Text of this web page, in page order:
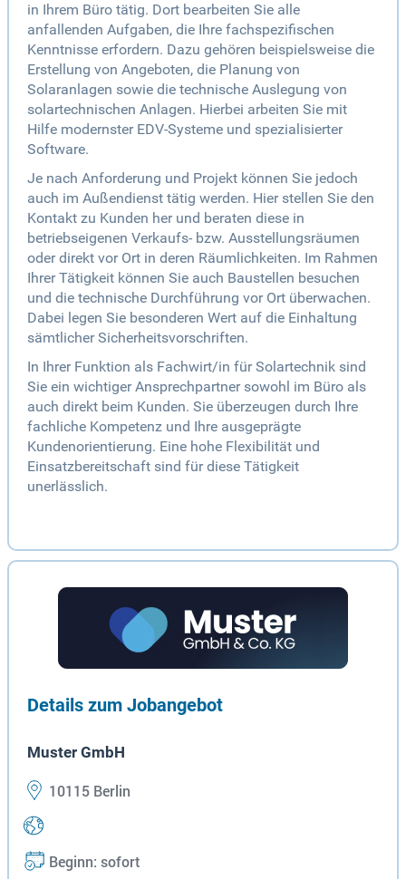
in Ihrem Büro tätig. Dort bearbeiten Sie alle
anfallenden Aufgaben, die Ihre fachspezifischen
Kenntnisse erfordern. Dazu gehören beispielsweise die
Erstellung von Angeboten, die Planung von
Solaranlagen sowie die technische Auslegung von
solartechnischen Anlagen. Hierbei arbeiten Sie mit
Hilfe modernster EDV-Systeme und spezialisierter
Software.
Je nach Anforderung und Projekt können Sie jedoch
auch im Außendienst tätig werden. Hier stellen Sie den
Kontakt zu Kunden her und beraten diese in
betriebseigenen Verkaufs- bzw. Ausstellungsräumen
oder direkt vor Ort in deren Räumlichkeiten. Im Rahmen
Ihrer Tätigkeit können Sie auch Baustellen besuchen
und die technische Durchführung vor Ort überwachen.
Dabei legen Sie besonderen Wert auf die Einhaltung
sämtlicher Sicherheitsvorschriften.
In Ihrer Funktion als Fachwirt/in für Solartechnik sind
Sie ein wichtiger Ansprechpartner sowohl im Büro als
auch direkt beim Kunden. Sie überzeugen durch Ihre
fachliche Kompetenz und Ihre ausgeprägte
Kundenorientierung. Eine hohe Flexibilität und
Einsatzbereitschaft sind für diese Tätigkeit
unerlässlich.
Details zum Jobangebot
Muster GmbH
10115 Berlin
Beginn: sofort